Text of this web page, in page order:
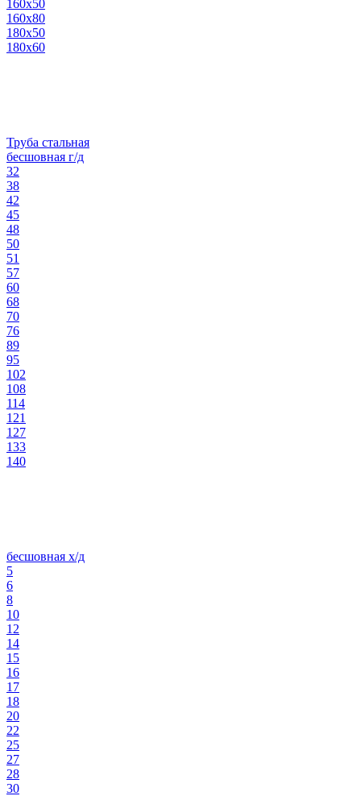
160х50
160х80
180х50
180х60
Труба стальная
бесшовная г/д
32
38
42
45
48
50
51
57
60
68
70
76
89
95
102
108
114
121
127
133
140
бесшовная х/д
5
6
8
10
12
14
15
16
17
18
20
22
25
27
28
30